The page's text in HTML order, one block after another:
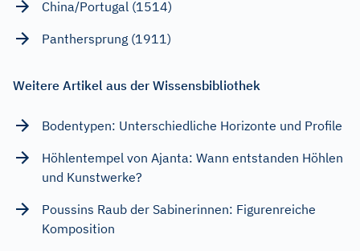
China/Portugal (1514)
Panthersprung (1911)
Weitere Artikel aus der Wissensbibliothek
Bodentypen: Unterschiedliche Horizonte und Profile
Höhlentempel von Ajanta: Wann entstanden Höhlen
und Kunstwerke?
Poussins Raub der Sabinerinnen: Figurenreiche
Komposition